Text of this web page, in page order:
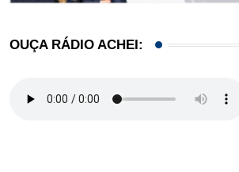
OUÇA RÁDIO ACHEI: